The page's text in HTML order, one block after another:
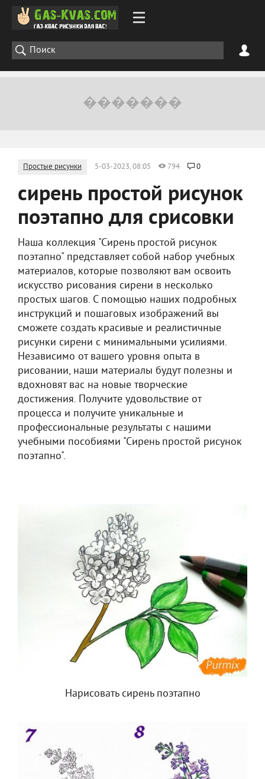
Простые рисунки 5-03-2023, 08:05 794 0
сирень простой рисунок
поэтапно для срисовки
Наша коллекция "Сирень простой рисунок
поэтапно" представляет собой набор учебных
материалов, которые позволяют вам освоить
искусство рисования сирени в несколько
простых шагов. С помощью наших подробных
инструкций и пошаговых изображений вы
сможете создать красивые и реалистичные
рисунки сирени с минимальными усилиями.
Независимо от вашего уровня опыта в
рисовании, наши материалы будут полезны и
вдохновят вас на новые творческие
достижения. Получите удовольствие от
процесса и получите уникальные и
профессиональные результаты с нашими
учебными пособиями "Сирень простой рисунок
поэтапно".
Нарисовать сирень поэтапно